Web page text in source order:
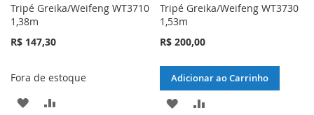
Tripé Greika/Weifeng WT3710
1,38m
R$ 147,30
Fora de estoque
ADICIONAR
Tripé Greika/Weifeng WT3730
1,53m
R$ 200,00
Adicionar ao Carrinho
ADICIONAR